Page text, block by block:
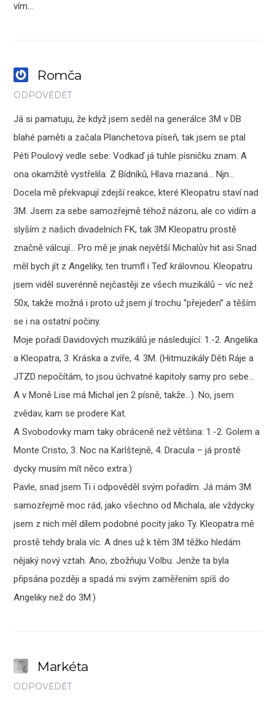
vím…
Romča
ODPOVĚDĚT
Já si pamatuju, že když jsem seděl na generálce 3M v DB
blahé paměti a začala Planchetova píseň, tak jsem se ptal
Péti Poulový vedle sebe: Vodkaď já tuhle písničku znam. A
ona okamžitě vystřelila: Z Bídníků, Hlava mazaná… Njn…
Docela mě překvapují zdejší reakce, které Kleopatru staví nad
3M. Jsem za sebe samozřejmě téhož názoru, ale co vidím a
slyším z našich divadelních FK, tak 3M Kleopatru prostě
značně válcují… Pro mě je jinak největší Michalův hit asi Snad
měl bych jít z Angeliky, ten trumfl i Teď královnou. Kleopatru
jsem viděl suverénně nejčastěji ze všech muzikálů – víc než
50x, takže možná i proto už jsem jí trochu “přejeden” a těším
se i na ostatní počiny.
Moje pořadí Davidových muzikálů je následující: 1.-2. Angelika
a Kleopatra, 3. Kráska a zvíře, 4. 3M. (Hitmuzikály Děti Ráje a
JTZD nepočítám, to jsou úchvatné kapitoly samy pro sebe…
A v Moně Lise má Michal jen 2 písně, takže…). No, jsem
zvědav, kam se prodere Kat.
A Svobodovky mam taky obráceně než většina: 1.-2. Golem a
Monte Cristo, 3. Noc na Karlštejně, 4. Dracula – já prostě
dycky musím mít něco extra:)
Pavle, snad jsem Ti i odpověděl svým pořadím. Já mám 3M
samozřejmě moc rád, jako všechno od Michala, ale vždycky
jsem z nich měl dílem podobné pocity jako Ty. Kleopatra mě
prostě tehdy brala víc. A dnes už k těm 3M těžko hledám
nějaký nový vztah. Ano, zbožňuju Volbu. Jenže ta byla
připsána později a spadá mi svým zaměřením spíš do
Angeliky než do 3M:)
Markéta
ODPOVĚDĚT